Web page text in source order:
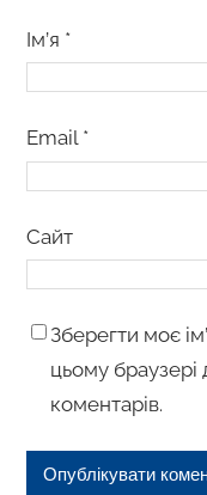
Ім’я *
Email *
Сайт
Зберегти моє
цьому
коментарів.